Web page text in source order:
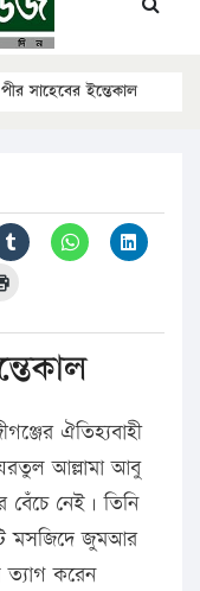
পীর সাহেবের ইন্তেকাল
ঐতিহ্যবাহী
আল্লামা আবু
নেই। তিনি
মসজিদে জুমআর
ত্যাগ করেন